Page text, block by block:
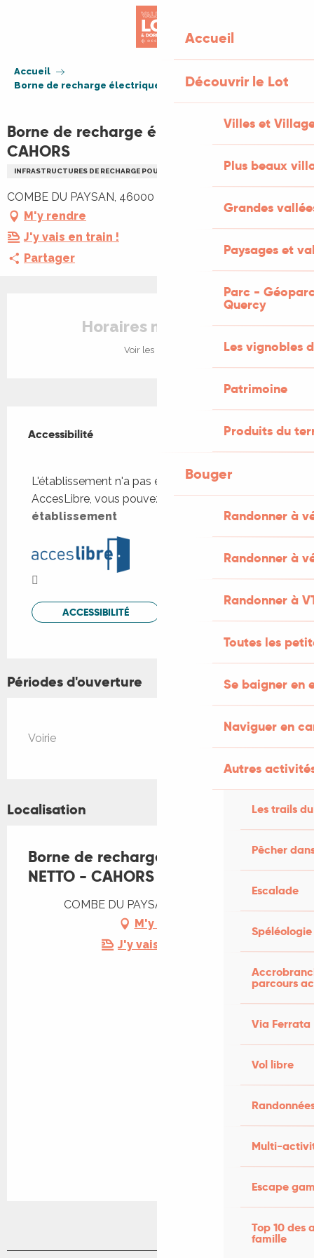
Accueil
Découvrir le Lot
Villes et
Plus beaux
Grandes
Paysages et
Parc -
Quercy
Les vignobles
Patrimoine
Produits du
Bouger
Randonner à
Randonner à
Randonner à
Toutes les
Se baigner en
Naviguer en
Autres
Les trails
Pêcher
Escalade
Spéléologie
parcours
Via Ferrata
Vol libre
Multi-
Escape
Top 10 des
famille
Accueil
Borne de recharge électrique NETTO - CAHORS
Borne de recharge électrique NETTO -
CAHORS
INFRASTRUCTURES DE RECHARGE POUR VÉHICULES ELECTRIQUES
COMBE DU PAYSAN, 46000 Cahors
M'y rendre
J'y vais en train !
Partager
Ouverture et coordonnées
Horaires non définis
Voir les horaires
Accessibilité
Accessibilité
L'établissement n'a pas été trouvé sur
AccesLibre, vous pouvez
Ajouter cet
établissement
ACCESSIBILITÉ
Périodes d'ouverture
Voirie
Localisation
Borne de recharge électrique
NETTO - CAHORS
COMBE DU PAYSAN, 46000 Cahors
M'y rendre
J'y vais en train !